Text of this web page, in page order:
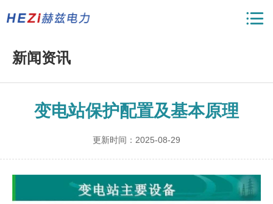
新闻资讯
变电站保护配置及基本原理
更新时间：2025-08-29